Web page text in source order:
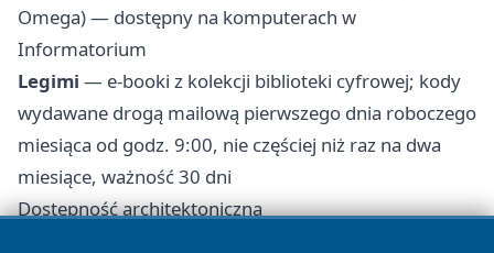
Omega) — dostępny na komputerach w
Informatorium
Legimi — e-booki z kolekcji biblioteki cyfrowej; kody
wydawane drogą mailową pierwszego dnia roboczego
miesiąca od godz. 9:00, nie częściej niż raz na dwa
miesiące, ważność 30 dni
Dostępność architektoniczna